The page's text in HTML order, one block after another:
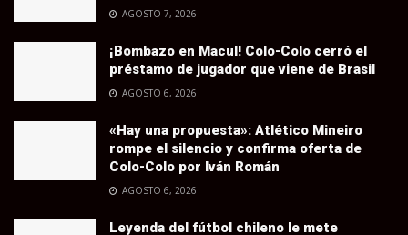
AGOSTO 7, 2026
¡Bombazo en Macul! Colo-Colo cerró el
préstamo de jugador que viene de Brasil
AGOSTO 6, 2026
«Hay una propuesta»: Atlético Mineiro
rompe el silencio y confirma oferta de
Colo-Colo por Iván Román
AGOSTO 6, 2026
Leyenda del fútbol chileno le mete